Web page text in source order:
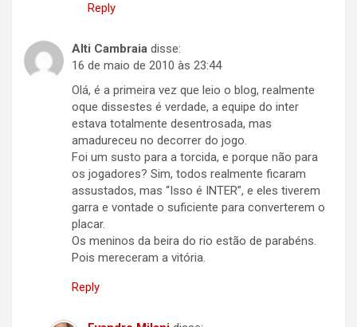
Reply
Alti Cambraia disse:
16 de maio de 2010 às 23:44
Olá, é a primeira vez que leio o blog, realmente
oque dissestes é verdade, a equipe do inter
estava totalmente desentrosada, mas
amadureceu no decorrer do jogo.
Foi um susto para a torcida, e porque não para
os jogadores? Sim, todos realmente ficaram
assustados, mas “Isso é INTER”, e eles tiverem
garra e vontade o suficiente para converterem o
placar.
Os meninos da beira do rio estão de parabéns.
Pois mereceram a vitória.
Reply